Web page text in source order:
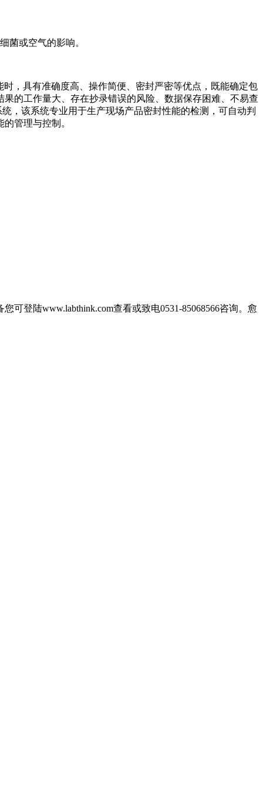
菌或空气的影响。
，具有准确度高、操作简便、密封严密等优点，既能确定包
的工作量大、存在抄录错误的风险、数据保存困难、不易查
，该系统专业用于生产现场产品密封性能的检测，可自动判
管理与控制。
登陆www.labthink.com查看或致电0531-85068566咨询。愈